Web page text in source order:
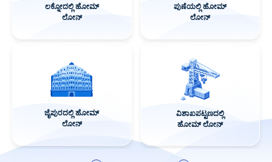
ಮೈಸೂರಿನಲ್ಲಿ ಹೋಮ್
ಲೋನ್
ಭೋಪಾಲ್‌ನಲ್ಲಿ ಹೋಮ್
ಲೋನ್
ಗುರುಗ್ರಾಮದಲ್ಲಿ ಹೋಮ್
ಲೋನ್
ಕೊಯಂಬತ್ತೂರಿನಲ್ಲಿ
ಹೋಮ್ ಲೋನ್